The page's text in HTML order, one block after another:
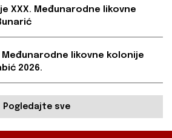
XXX. Međunarodne likovne
Međunarodne likovne kolonije
2026.
Pogledajte sve